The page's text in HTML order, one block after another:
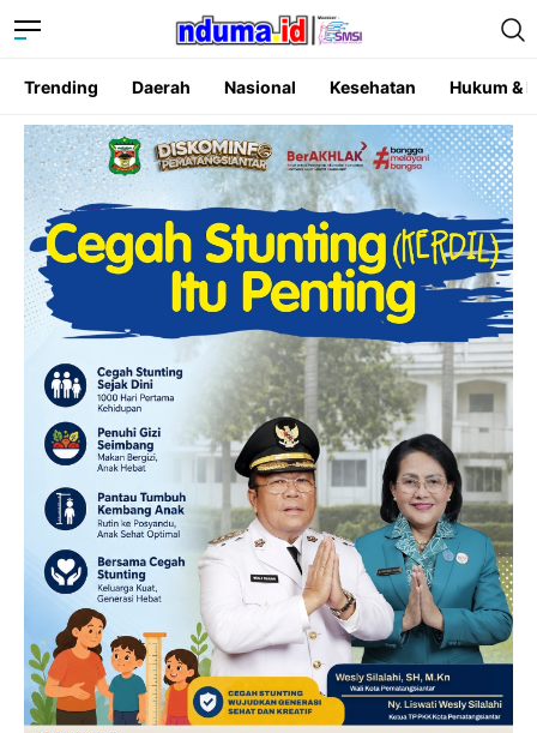
Trending Daerah Nasional Kesehatan Hukum &